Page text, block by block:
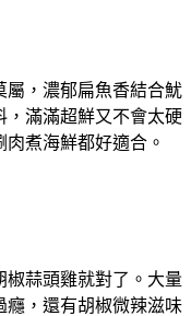
屬，濃郁扁魚香結合魷
，滿滿超鮮又不會太硬
煮海鮮都好適合。
椒蒜頭雞就對了。大量
癮，還有胡椒微辣滋味